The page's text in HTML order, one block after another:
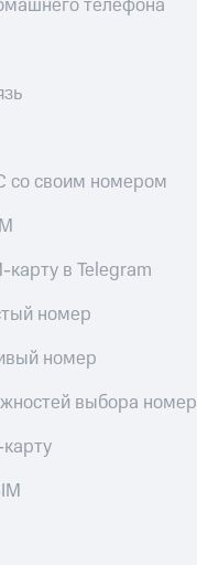
телефона
со своим номером
в Telegram
номер
номер
выбора